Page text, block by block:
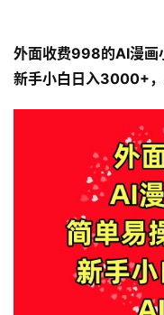
外面收费998的AI漫画
新手小白日入3000+，